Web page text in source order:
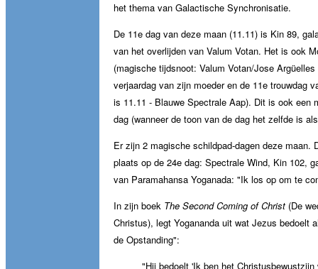
het thema van Galactische Synchronisatie.
De 11e dag van deze maan (11.11) is Kin 89,
van het overlijden van Valum Votan. Het is ook
(magische tijdsnoot: Valum Votan/Jose
verjaardag van zijn moeder en de 11e trouwdag
is 11.11 - Blauwe Spectrale Aap). Dit is ook een
dag (wanneer de toon van de dag het zelfde is
Er zijn 2 magische schildpad-dagen deze maan.
plaats op de 24e dag: Spectrale Wind, Kin 102,
van Paramahansa Yoganada: "Ik los op om te
In zijn boek The Second Coming of Christ (De
Christus), legt Yogananda uit wat Jezus bedoelt
de Opstanding":
"Hij bedoelt 'Ik ben het Christusbewustzijn